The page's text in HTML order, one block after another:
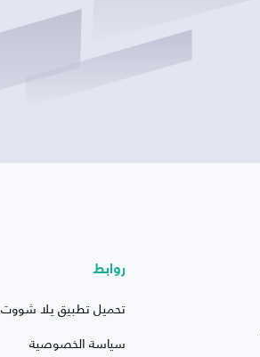
روابط
تحميل تطبيق يلا شووت
سياسة الخصوصية